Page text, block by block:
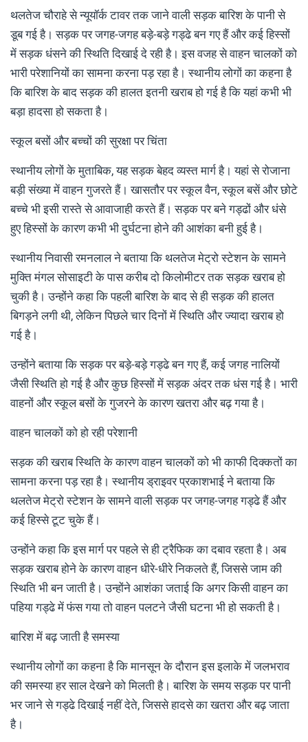
थलतेज चौराहे से न्यूयॉर्क टावर तक जाने वाली सड़क बारिश के पानी से
डूब गई है। सड़क पर जगह-जगह बड़े-बड़े गड्ढे बन गए हैं और कई हिस्सों
में सड़क धंसने की स्थिति दिखाई दे रही है। इस वजह से वाहन चालकों को
भारी परेशानियों का सामना करना पड़ रहा है। स्थानीय लोगों का कहना है
कि बारिश के बाद सड़क की हालत इतनी खराब हो गई है कि यहां कभी भी
बड़ा हादसा हो सकता है।
स्कूल बसों और बच्चों की सुरक्षा पर चिंता
स्थानीय लोगों के मुताबिक, यह सड़क बेहद व्यस्त मार्ग है। यहां से रोजाना
बड़ी संख्या में वाहन गुजरते हैं। खासतौर पर स्कूल वैन, स्कूल बसें और छोटे
बच्चे भी इसी रास्ते से आवाजाही करते हैं। सड़क पर बने गड्ढों और धंसे
हुए हिस्सों के कारण कभी भी दुर्घटना होने की आशंका बनी हुई है।
स्थानीय निवासी रमनलाल ने बताया कि थलतेज मेट्रो स्टेशन के सामने
मुक्ति मंगल सोसाइटी के पास करीब दो किलोमीटर तक सड़क खराब हो
चुकी है। उन्होंने कहा कि पहली बारिश के बाद से ही सड़क की हालत
बिगड़ने लगी थी, लेकिन पिछले चार दिनों में स्थिति और ज्यादा खराब हो
गई है।
उन्होंने बताया कि सड़क पर बड़े-बड़े गड्ढे बन गए हैं, कई जगह नालियों
जैसी स्थिति हो गई है और कुछ हिस्सों में सड़क अंदर तक धंस गई है। भारी
वाहनों और स्कूल बसों के गुजरने के कारण खतरा और बढ़ गया है।
वाहन चालकों को हो रही परेशानी
सड़क की खराब स्थिति के कारण वाहन चालकों को भी काफी दिक्कतों का
सामना करना पड़ रहा है। स्थानीय ड्राइवर प्रकाशभाई ने बताया कि
थलतेज मेट्रो स्टेशन के सामने वाली सड़क पर जगह-जगह गड्ढे हैं और
कई हिस्से टूट चुके हैं।
उन्होंने कहा कि इस मार्ग पर पहले से ही ट्रैफिक का दबाव रहता है। अब
सड़क खराब होने के कारण वाहन धीरे-धीरे निकलते हैं, जिससे जाम की
स्थिति भी बन जाती है। उन्होंने आशंका जताई कि अगर किसी वाहन का
पहिया गड्ढे में फंस गया तो वाहन पलटने जैसी घटना भी हो सकती है।
बारिश में बढ़ जाती है समस्या
स्थानीय लोगों का कहना है कि मानसून के दौरान इस इलाके में जलभराव
की समस्या हर साल देखने को मिलती है। बारिश के समय सड़क पर पानी
भर जाने से गड्ढे दिखाई नहीं देते, जिससे हादसे का खतरा और बढ़ जाता
है।